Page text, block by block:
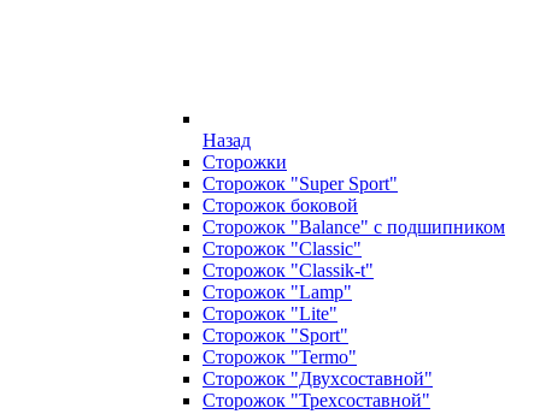
Назад
Сторожки
Сторожок "Super Sport"
Сторожок боковой
Сторожок "Balance" с подшипником
Сторожок "Classic"
Сторожок "Classik-t"
Сторожок "Lamp"
Сторожок "Lite"
Сторожок "Sport"
Сторожок "Termo"
Сторожок "Двухсоставной"
Сторожок "Трехсоставной"